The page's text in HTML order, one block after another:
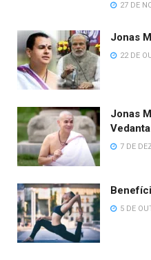
27 DE
Jonas
22 DE
Jonas
7 DE
5 DE